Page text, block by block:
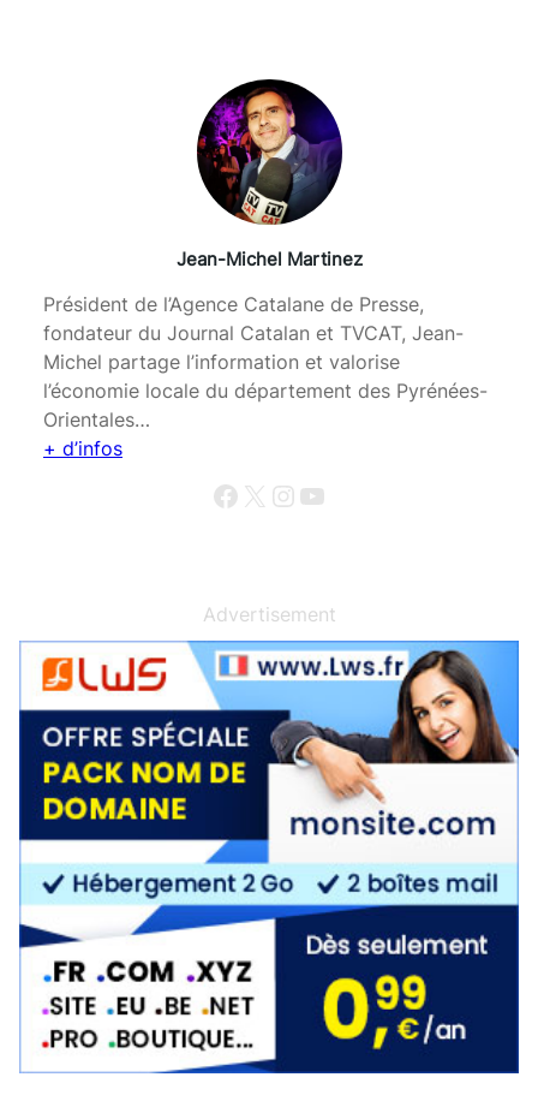
Jean-Michel Martinez
Président de l’Agence Catalane de Presse,
fondateur du Journal Catalan et TVCAT, Jean-
Michel partage l’information et valorise
l’économie locale du département des Pyrénées-
Orientales…
+ d’infos
Facebook X Instagram YouTube
Advertisement